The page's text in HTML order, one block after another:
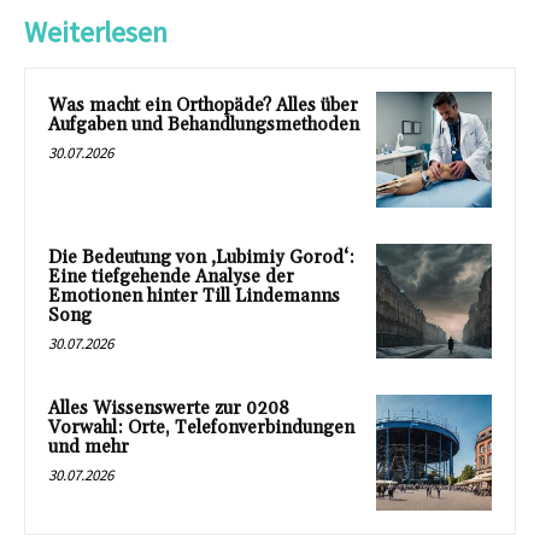
Weiterlesen
Was macht ein Orthopäde? Alles über
Aufgaben und Behandlungsmethoden
30.07.2026
Die Bedeutung von ‚Lubimiy Gorod‘:
Eine tiefgehende Analyse der
Emotionen hinter Till Lindemanns
Song
30.07.2026
Alles Wissenswerte zur 0208
Vorwahl: Orte, Telefonverbindungen
und mehr
30.07.2026